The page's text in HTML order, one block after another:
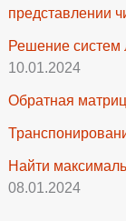
представлении
Решение систем
10.01.2024
Обратная
Найти
08.01.2024